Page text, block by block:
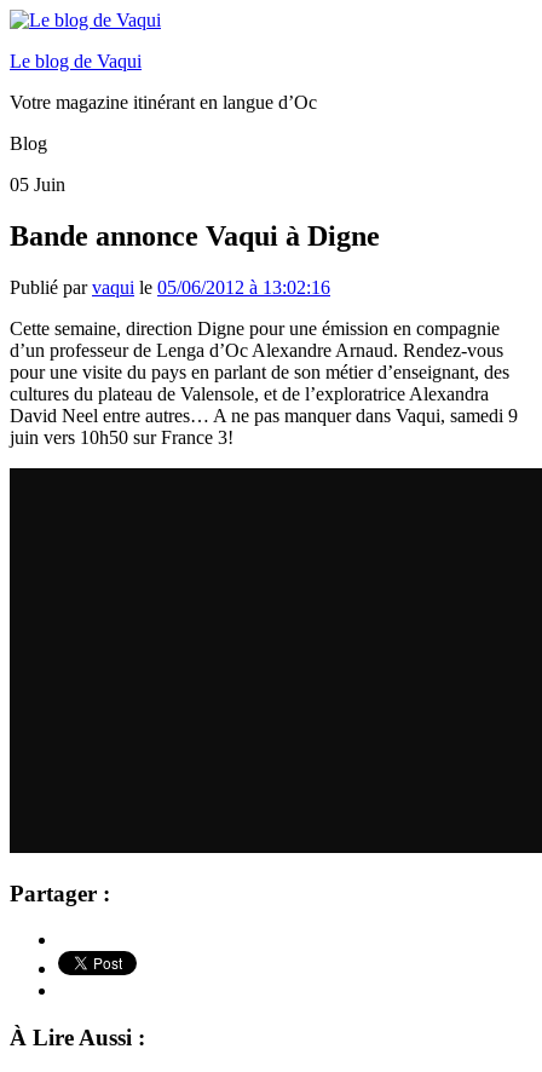
Le blog de Vaqui
Votre magazine itinérant en langue d’Oc
Blog
05 Juin
Bande annonce Vaqui à Digne
Publié parvaqui le 05/06/2012 à 13:02:16
Cette semaine, direction Digne pour une émission en compagnie
d’un professeur de Lenga d’Oc Alexandre Arnaud. Rendez-vous
pour une visite du pays en parlant de son métier d’enseignant, des
cultures du plateau de Valensole, et de l’exploratrice Alexandra
David Neel entre autres… A ne pas manquer dans Vaqui, samedi 9
juin vers 10h50 sur France 3!
Partager :
À Lire Aussi :